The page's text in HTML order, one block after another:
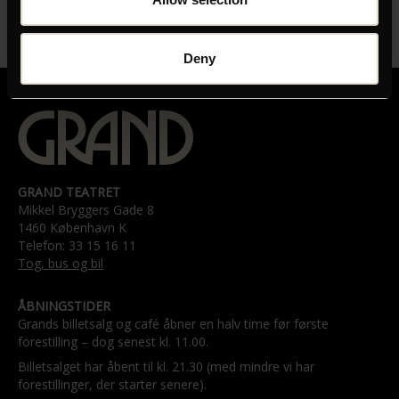
Deny
GRAND TEATRET
Mikkel Bryggers Gade 8
1460 København K
Telefon: 33 15 16 11
Tog, bus og bil
ÅBNINGSTIDER
Grands billetsalg og café åbner en halv time før første
forestilling – dog senest kl. 11.00.
Billetsalget har åbent til kl. 21.30 (med mindre vi har
forestillinger, der starter senere).